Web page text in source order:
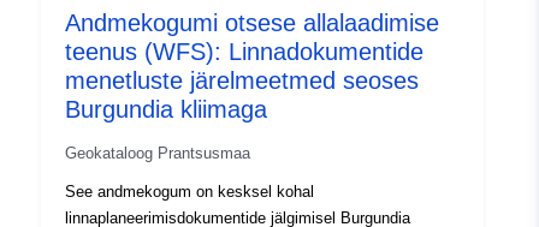
Andmekogumi otsese allalaadimise
teenus (WFS): Linnadokumentide
menetluste järelmeetmed seoses
Burgundia kliimaga
Geokataloog Prantsusmaa
See andmekogum on kesksel kohal
linnaplaneerimisdokumentide jälgimisel Burgundia